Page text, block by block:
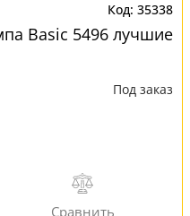
35338
Basic 5496 лучшие
Под заказ